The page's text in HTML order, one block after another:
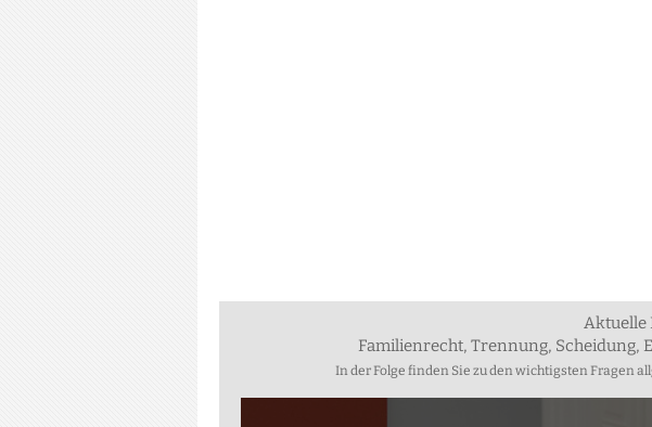
Aktuelle
Familienrecht, Trennung, Scheidung,
In der Folge finden Sie zu den wichtigsten Fragen